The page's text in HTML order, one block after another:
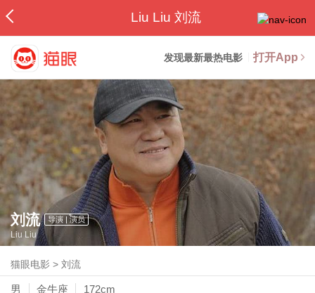
Liu Liu 刘流
发现最新最热电影 打开App
刘流 导演 | 演员
Liu Liu
猫眼电影 >刘流
男 金牛座
172cm